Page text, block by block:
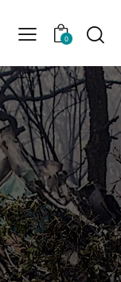
0